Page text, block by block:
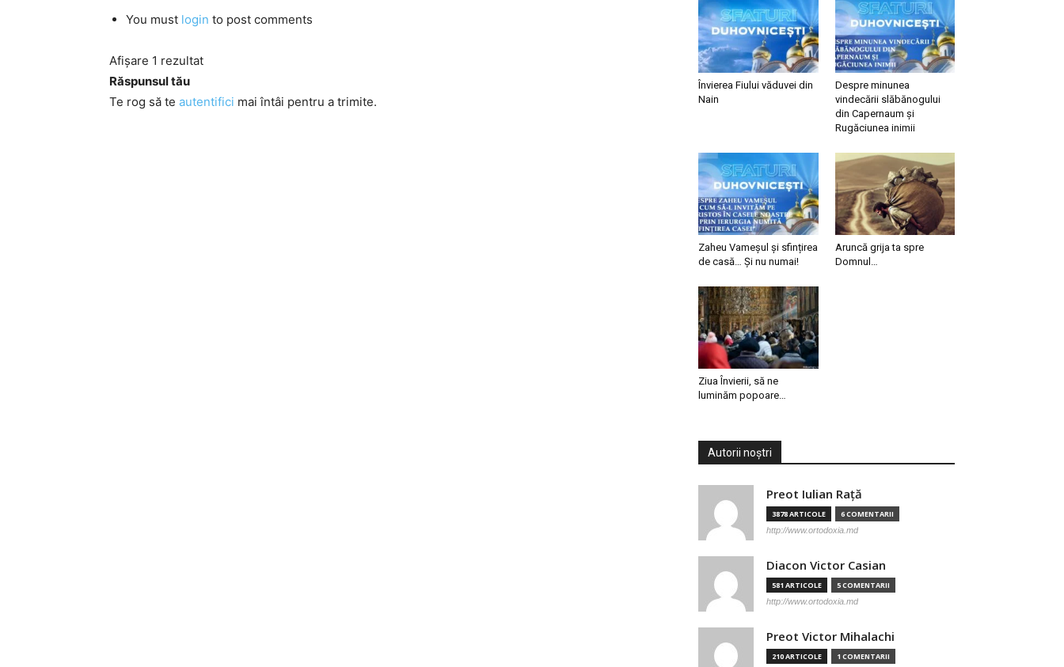
You must login to post comments
Afișare 1 rezultat
Răspunsul tău
Te rog să te autentifici mai întâi pentru a trimite.
Învierea Fiului văduvei din
Nain
Despre minunea
vindecării slăbănogului
din Capernaum și
Rugăciunea inimii
Zaheu Vameșul și sfințirea
de casă… Și nu numai!
Aruncă grija ta spre
Domnul…
Ziua Învierii, să ne
luminăm popoare…
Autorii noștri
Preot Iulian Raţă
3878 ARTICOLE 6 COMENTARII
http://www.ortodoxia.md
Diacon Victor Casian
581 ARTICOLE 5 COMENTARII
http://www.ortodoxia.md
Preot Victor Mihalachi
210 ARTICOLE 1 COMENTARII